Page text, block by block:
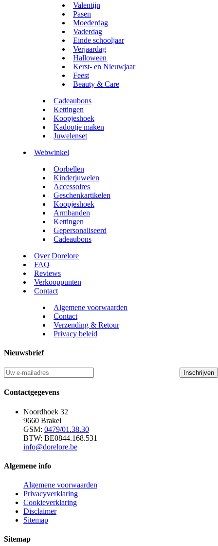
Valentijn
Pasen
Moederdag
Vaderdag
Einde schooljaar
Verjaardag
Halloween
Kerst- en Nieuwjaar
Feest
Beauty & Care
Cadeaubons
Kettingen
Koopjeshoek
Kadootje maken
Juwelenset
Webwinkel
Oorbellen
Kinderjuwelen
Accessoires
Geschenkartikelen
Koopjeshoek
Armbanden
Kettingen
Gepersonaliseerd
Cadeaubons
Over Dorelore
FAQ
Reviews
Verkooppunten
Contact
Algemene voorwaarden
Contact
Verzending & Retour
Privacy beleid
Nieuwsbrief
Inschrijven
Contactgegevens
Noordhoek 32
9660 Brakel
GSM: 0479/01.38.30
BTW: BE0844.168.531
info@dorelore.be
Algemene info
Algemene voorwaarden
Privacyverklaring
Cookieverklaring
Disclaimer
Sitemap
Sitemap